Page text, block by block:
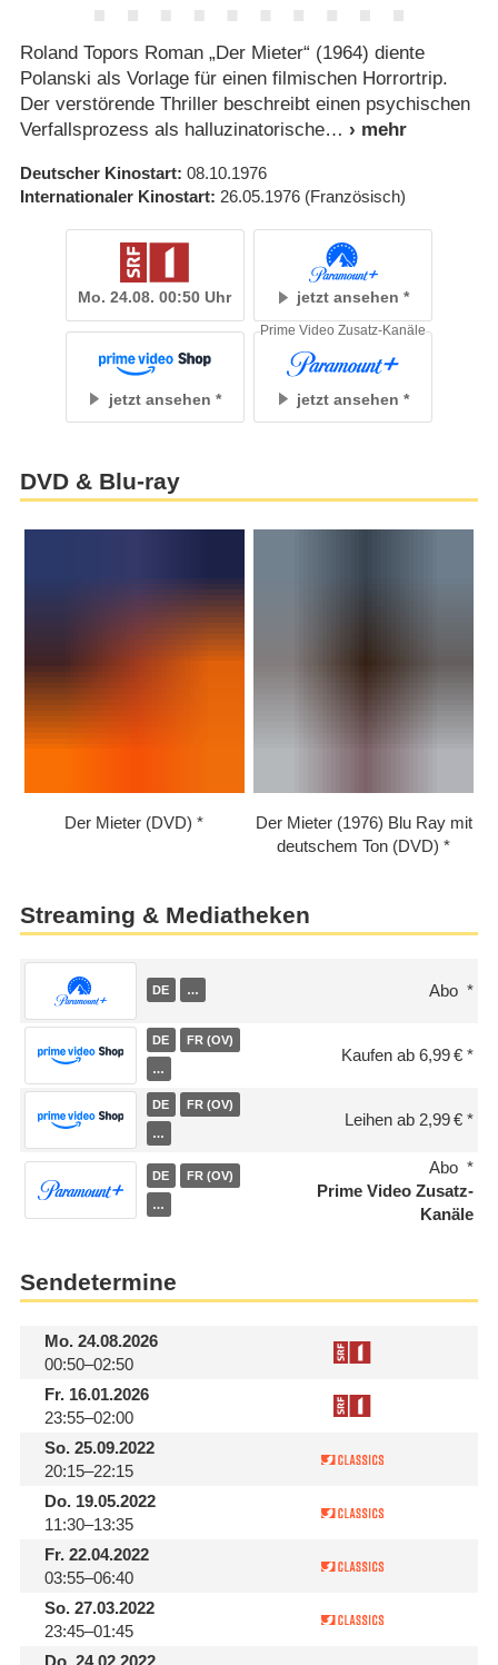
Roland Topors Roman „Der Mieter“ (1964) diente
Polanski als Vorlage für einen filmischen Horrortrip.
Der verstörende Thriller beschreibt einen psychischen
Verfallsprozess als halluzinatorische
Deutscher Kinostart 08.10.1976
Internationaler Kinostart 26.05.1976 (Französisch)
Mo. 24.08. 00:50 Uhr jetzt ansehen
jetzt ansehen jetzt ansehen
Prime Video Zusatz-Kanäle
DVD & Blu-ray
Der Mieter (DVD)
Der Mieter (1976) Blu Ray mit
deutschem Ton (DVD)
Streaming & Mediatheken
DE … Abo
DE FR (OV)
…
Kaufen ab 6,99 €
DE FR (OV)
…
Leihen ab 2,99 €
DE FR (OV)
…
Abo
Prime Video Zusatz-
Kanäle
Sendetermine
Mo.24.08.2026
00:50–02:50
Fr.16.01.2026
23:55–02:00
So.25.09.2022
20:15–22:15
Do.19.05.2022
11:30–13:35
Fr.22.04.2022
03:55–06:40
So.27.03.2022
23:45–01:45